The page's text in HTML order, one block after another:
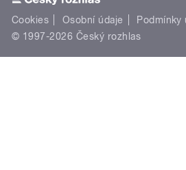
Cookies Osobní údaje Podmínky
© 1997-2026 Český rozhlas